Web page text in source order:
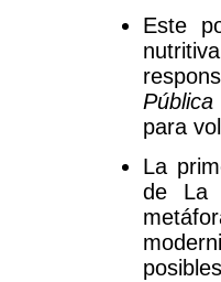
Este
para
La
de La